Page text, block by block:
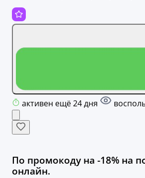
активен ещё 24 дня
По промокоду на -18% на
онлайн.